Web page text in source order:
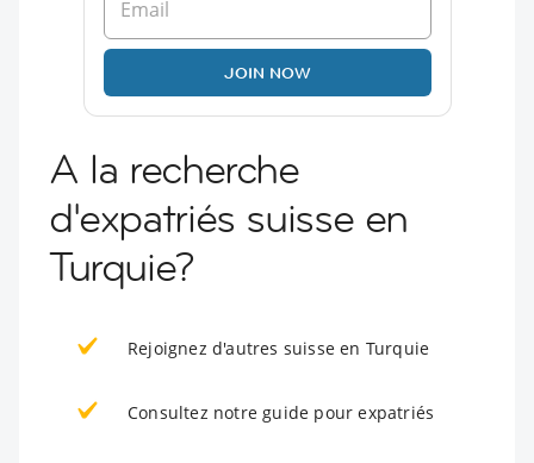
JOIN NOW
A la recherche
d'expatriés suisse en
Turquie?
Rejoignez d'autres suisse en Turquie
Consultez notre guide pour expatriés